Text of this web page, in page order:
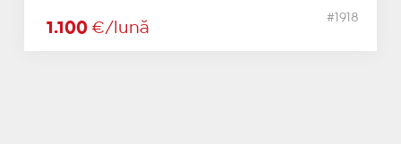
1.100 €/lună
#1918